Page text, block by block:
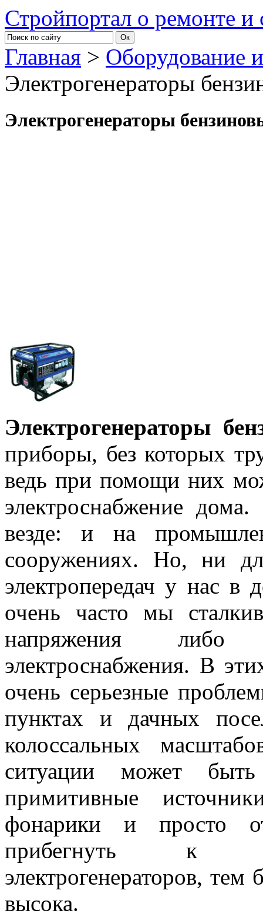
Стройпортал о ремонте и
Главная > Оборудование
Электрогенераторы
Электрогенераторы
Электрогенераторы
приборы, без которых
ведь при помощи них
электроснабжение
везде: и на
сооружениях. Но, ни
электропередач у нас в
очень часто мы
напряжения либо
электроснабжения. В
очень серьезные
пунктах и дачных
колоссальных
ситуации может
примитивные
фонарики и просто
прибегнуть к
электрогенераторов,
высока.